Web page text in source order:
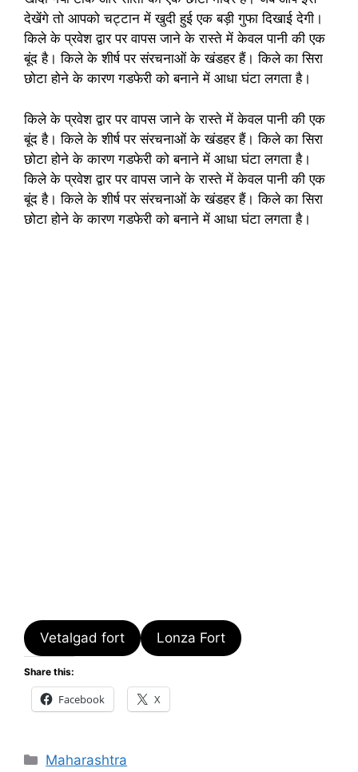
देखेंगे तो आपको चट्टान में खुदी हुई एक बड़ी गुफा दिखाई देगी।
किले के प्रवेश द्वार पर वापस जाने के रास्ते में केवल पानी की एक
बूंद है। किले के शीर्ष पर संरचनाओं के खंडहर हैं। किले का सिरा
छोटा होने के कारण गडफेरी को बनाने में आधा घंटा लगता है।
किले के प्रवेश द्वार पर वापस जाने के रास्ते में केवल पानी की एक
बूंद है। किले के शीर्ष पर संरचनाओं के खंडहर हैं। किले का सिरा
छोटा होने के कारण गडफेरी को बनाने में आधा घंटा लगता है।
किले के प्रवेश द्वार पर वापस जाने के रास्ते में केवल पानी की एक
बूंद है। किले के शीर्ष पर संरचनाओं के खंडहर हैं। किले का सिरा
छोटा होने के कारण गडफेरी को बनाने में आधा घंटा लगता है।
Vetalgad fort Lonza Fort
Share this:
Facebook X
Categories
Maharashtra